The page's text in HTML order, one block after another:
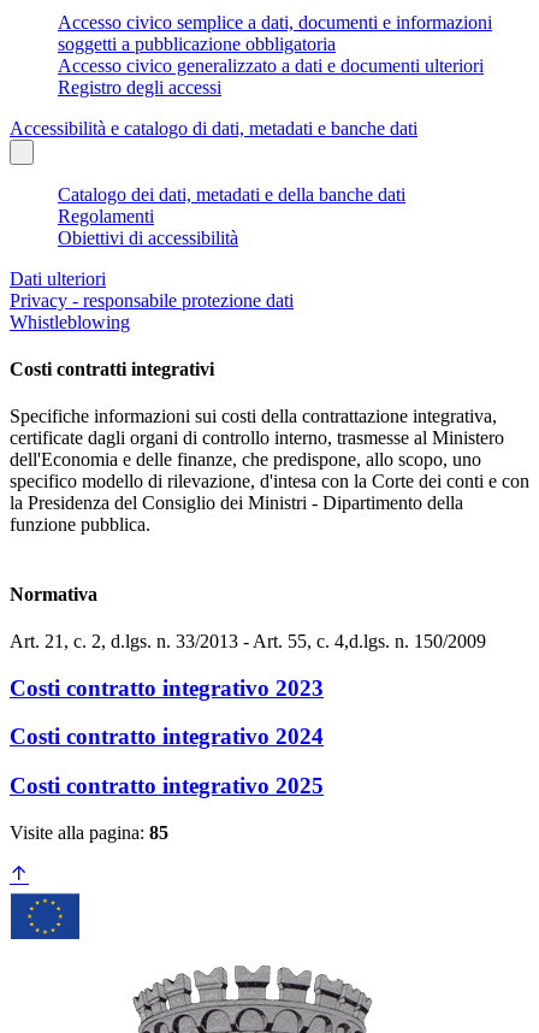
Accesso civico semplice a dati, documenti e informazioni
soggetti a pubblicazione obbligatoria
Accesso civico generalizzato a dati e documenti ulteriori
Registro degli accessi
Accessibilità e catalogo di dati, metadati e banche dati
Catalogo dei dati, metadati e della banche dati
Regolamenti
Obiettivi di accessibilità
Dati ulteriori
Privacy - responsabile protezione dati
Whistleblowing
Costi contratti integrativi
Specifiche informazioni sui costi della contrattazione integrativa,
certificate dagli organi di controllo interno, trasmesse al Ministero
dell'Economia e delle finanze, che predispone, allo scopo, uno
specifico modello di rilevazione, d'intesa con la Corte dei conti e con
la Presidenza del Consiglio dei Ministri - Dipartimento della
funzione pubblica.
Normativa
Art. 21, c. 2, d.lgs. n. 33/2013 - Art. 55, c. 4,d.lgs. n. 150/2009
Costi contratto integrativo 2023
Costi contratto integrativo 2024
Costi contratto integrativo 2025
Visite alla pagina: 85